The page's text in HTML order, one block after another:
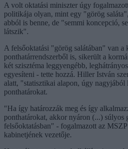
A volt oktatási miniszter úgy
politikája olyan, mint egy "görög
abból is benne, de "semmi koncepció,
látszik".
A felsőoktatási "görög salátában" van a
ponthatárrendszerből is, sikerült a
két szisztéma leggyengébb,
egyesíteni - tette hozzá. Hiller István
alatt, "statisztikai alapon, úgy
ponthatárokat.
"Ha így határozzák meg és így
ponthatárokat, akkor nyáron (...) súlyos
felsőoktatásban" - fogalmazott az
kabinetjének vezetője.